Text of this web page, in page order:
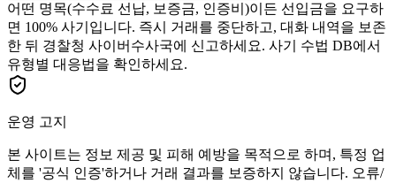
어떤 명목(수수료 선납, 보증금, 인증비)이든 선입금을 요구하
면 100% 사기입니다. 즉시 거래를 중단하고, 대화 내역을 보존
한 뒤 경찰청 사이버수사국에 신고하세요. 사기 수법 DB에서
유형별 대응법을 확인하세요.
운영 고지
본 사이트는 정보 제공 및 피해 예방을 목적으로 하며, 특정 업
체를 '공식 인증'하거나 거래 결과를 보증하지 않습니다. 오류/